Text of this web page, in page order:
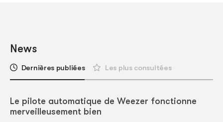
News
Dernières publiées Les plus consultées
Le pilote automatique de Weezer fonctionne
merveilleusement bien